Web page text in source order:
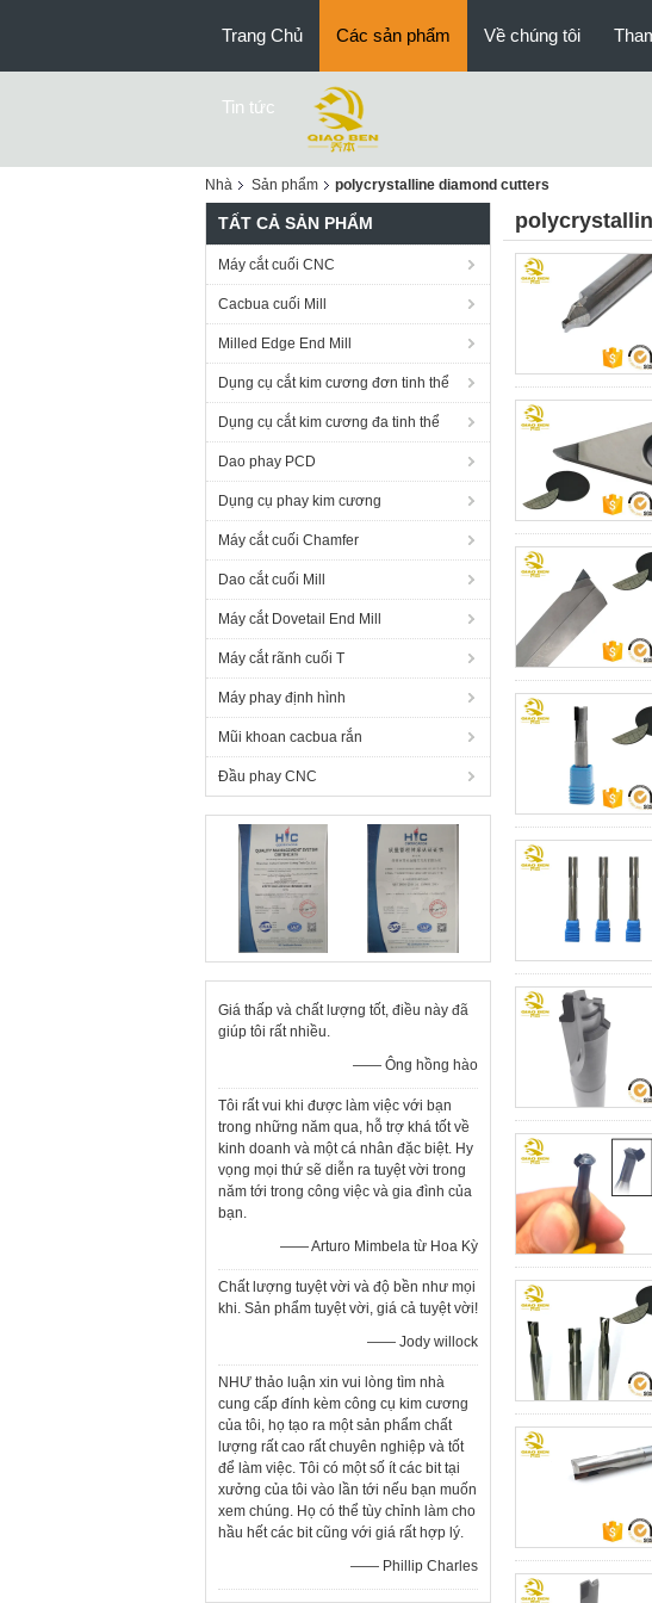
Trang Chủ Các sản phẩm Về chúng tôi
Tin tức
Nhà Sản phẩm polycrystalline diamond cutters
TẤT CẢ SẢN PHẨM
Máy cắt cuối CNC
Cacbua cuối Mill
Milled Edge End Mill
Dụng cụ cắt kim cương đơn tinh thể
Dụng cụ cắt kim cương đa tinh thể
Dao phay PCD
Dụng cụ phay kim cương
Máy cắt cuối Chamfer
Dao cắt cuối Mill
Máy cắt Dovetail End Mill
Máy cắt rãnh cuối T
Máy phay định hình
Mũi khoan cacbua rắn
Đầu phay CNC
Giá thấp và chất lượng tốt, điều này đã
giúp tôi rất nhiều.
—— Ông hồng hào
Tôi rất vui khi được làm việc với bạn
trong những năm qua, hỗ trợ khá tốt về
kinh doanh và một cá nhân đặc biệt. Hy
vọng mọi thứ sẽ diễn ra tuyệt vời trong
năm tới trong công việc và gia đình của
bạn.
—— Arturo Mimbela từ Hoa Kỳ
Chất lượng tuyệt vời và độ bền như mọi
khi. Sản phẩm tuyệt vời, giá cả tuyệt vời!
—— Jody willock
NHƯ thảo luận xin vui lòng tìm nhà
cung cấp đính kèm công cụ kim cương
của tôi, họ tạo ra một sản phẩm chất
lượng rất cao rất chuyên nghiệp và tốt
để làm việc. Tôi có một số ít các bit tại
xưởng của tôi vào lần tới nếu bạn muốn
xem chúng. Họ có thể tùy chỉnh làm cho
hầu hết các bit cũng với giá rất hợp lý.
—— Phillip Charles